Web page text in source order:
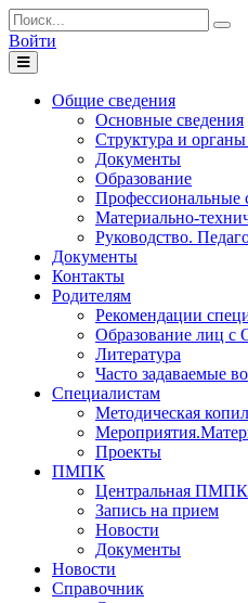
Войти
Toggle
navigation
Общие сведения
Основные сведения
Структура и
Документы
Образование
Профессиональные
Материально-
Руководство.
Документы
Контакты
Родителям
Рекомендации
Образование лиц с
Литература
Часто задаваемые
Специалистам
Методическая
Проекты
ПМПК
Центральная ПМПК
Запись на прием
Новости
Документы
Новости
Справочник